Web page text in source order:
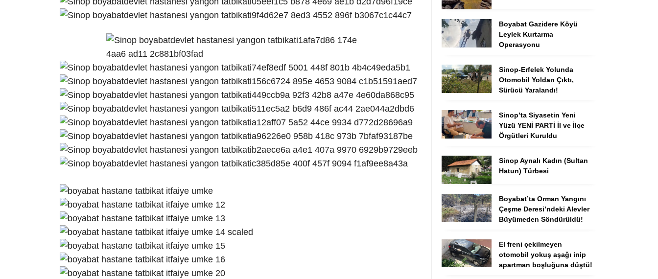
Boyabat Gazidere Köyü
Leylek Kurtarma
Operasyonu
Sinop-Erfelek Yolunda
Otomobil Yoldan Çıktı,
Sürücü Yaralandı!
Sinop’ta Siyasetin Yeni
Yüzü YENİ PARTİ İl ve İlçe
Örgütleri Kuruldu
Sinop Aynalı Kadın (Sultan
Hatun) Türbesi
Boyabat’ta Orman Yangını
Çeşme Deresi’ndeki Alevler
Büyümeden Söndürüldü!
El freni çekilmeyen
otomobil yokuş aşağı inip
apartman boşluğuna düştü!